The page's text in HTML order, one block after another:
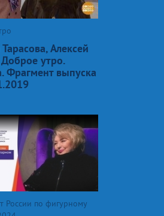
Алексей
утро.
Фрагмент выпуска
России по фигурному